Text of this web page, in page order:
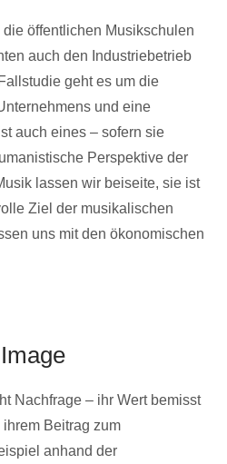
öffentlichen Musikschulen
auch den Industriebetrieb
geht es um die
und eine
auch eines – sofern sie
Perspektive der
lassen wir beiseite, sie ist
Ziel der musikalischen
uns mit den ökonomischen
Nachfrage – ihr Wert bemisst
Beitrag zum
anhand der